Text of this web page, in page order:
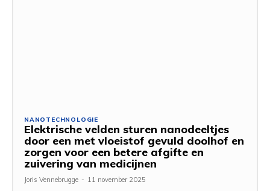
NANOTECHNOLOGIE
Elektrische velden sturen nanodeeltjes
door een met vloeistof gevuld doolhof en
zorgen voor een betere afgifte en
zuivering van medicijnen
Joris Vennebrugge - 11 november 2025